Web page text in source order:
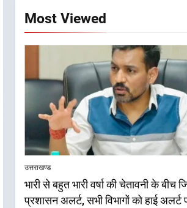
Most Viewed
उत्तराखण्ड
भारी से बहुत भारी वर्षा की चेतावनी के बीच
प्रशासन अलर्ट, सभी विभागों को हाई